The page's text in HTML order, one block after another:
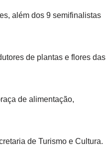
além dos 9 semifinalistas
de plantas e flores das
de alimentação,
de Turismo e Cultura.